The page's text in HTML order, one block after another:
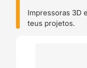
Impressoras 3D
teus projetos.